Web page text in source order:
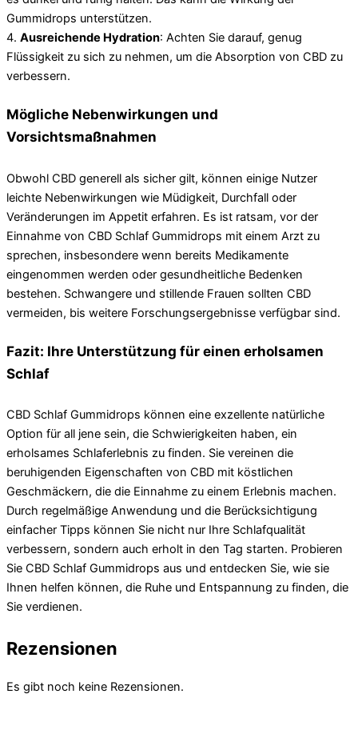
Gummidrops unterstützen.
4. Ausreichende Hydration: Achten Sie darauf, genug
Flüssigkeit zu sich zu nehmen, um die Absorption von CBD zu
verbessern.
Mögliche Nebenwirkungen und
Vorsichtsmaßnahmen
Obwohl CBD generell als sicher gilt, können einige Nutzer
leichte Nebenwirkungen wie Müdigkeit, Durchfall oder
Veränderungen im Appetit erfahren. Es ist ratsam, vor der
Einnahme von CBD Schlaf Gummidrops mit einem Arzt zu
sprechen, insbesondere wenn bereits Medikamente
eingenommen werden oder gesundheitliche Bedenken
bestehen. Schwangere und stillende Frauen sollten CBD
vermeiden, bis weitere Forschungsergebnisse verfügbar sind.
Fazit: Ihre Unterstützung für einen erholsamen
Schlaf
CBD Schlaf Gummidrops können eine exzellente natürliche
Option für all jene sein, die Schwierigkeiten haben, ein
erholsames Schlaferlebnis zu finden. Sie vereinen die
beruhigenden Eigenschaften von CBD mit köstlichen
Geschmäckern, die die Einnahme zu einem Erlebnis machen.
Durch regelmäßige Anwendung und die Berücksichtigung
einfacher Tipps können Sie nicht nur Ihre Schlafqualität
verbessern, sondern auch erholt in den Tag starten. Probieren
Sie CBD Schlaf Gummidrops aus und entdecken Sie, wie sie
Ihnen helfen können, die Ruhe und Entspannung zu finden, die
Sie verdienen.
Rezensionen
Es gibt noch keine Rezensionen.